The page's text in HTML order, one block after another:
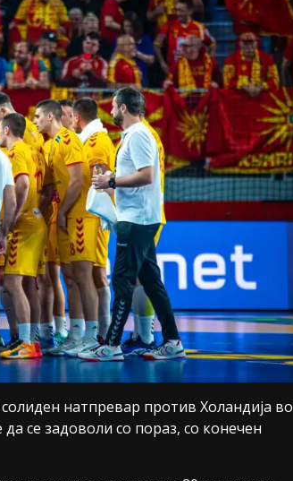
натпревар против Холандија во
се задоволи со пораз, со конечен